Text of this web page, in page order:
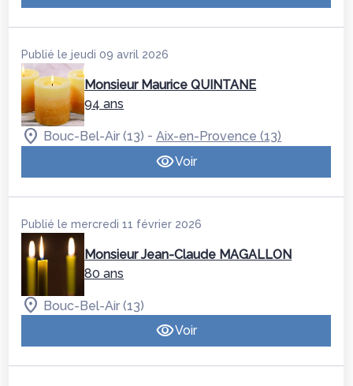
Publié le jeudi 09 avril 2026
Monsieur Maurice QUINTANE
94 ans
Bouc-Bel-Air (13) - Aix-en-Provence (13)
Voir
Publié le mercredi 11 février 2026
Monsieur Jean-Claude MAGALLON
80 ans
Bouc-Bel-Air (13)
Voir